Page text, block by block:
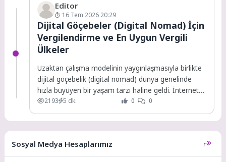
Editor
16 Tem 2026 20:29
Dijital Göçebeler (Digital Nomad) İçin
Vergilendirme ve En Uygun Vergili
Ülkeler
Uzaktan çalışma modelinin yaygınlaşmasıyla birlikte
dijital göçebelik (digital nomad) dünya genelinde
hızla büyüyen bir yaşam tarzı haline geldi. İnternet
bağlantısının...
2193 5 dk. 0 0
Sosyal Medya Hesaplarımız